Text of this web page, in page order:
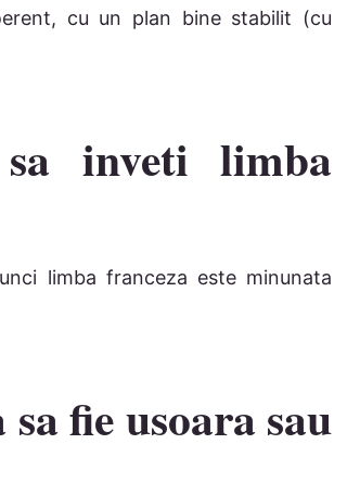
cu un plan bine stabilit (cu
inveti limba
limba franceza este minunata
fie usoara sau